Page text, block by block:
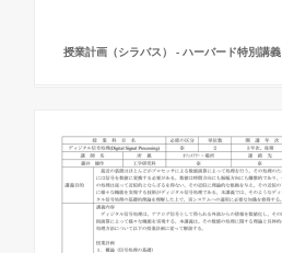
授業計画（シラバス） - ハーバード特別講義